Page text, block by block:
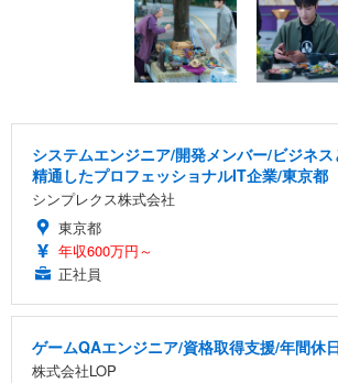
システムエンジニア/開発メンバー/ビジネ
精通したプロフェッショナルIT企業/東京都
シンプレクス株式会社
東京都
年収600万円～
正社員
ゲームQAエンジニア/資格取得支援/年間休
株式会社LOP